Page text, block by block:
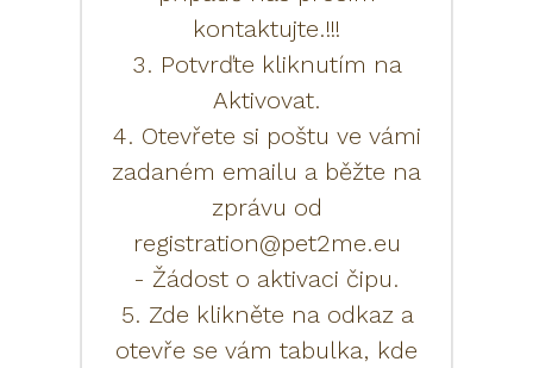
kontaktujte.!!!
3. Potvrďte kliknutím na
Aktivovat.
4. Otevřete si poštu ve vámi
zadaném emailu a běžte na
zprávu od
registration@pet2me.eu
- Žádost o aktivaci čipu.
5. Zde klikněte na odkaz a
otevře se vám tabulka, kde